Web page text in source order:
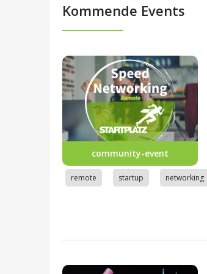
Kommende Events
community-event
remote startup networking